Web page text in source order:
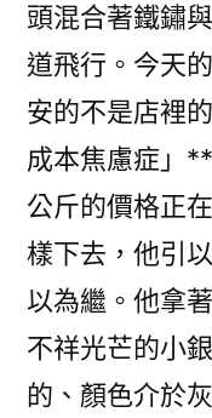
頭混合著鐵鏽
道飛行。今天
安的不是店裡
成本焦慮症」
公斤的價格正
樣下去，他引
以為繼。他拿
不祥光芒的小
的、顏色介於